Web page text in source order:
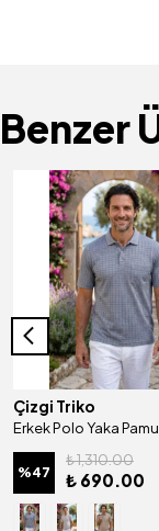
Benzer
Çizgi Triko
%47
₺ 1,310.00
₺ 690.00